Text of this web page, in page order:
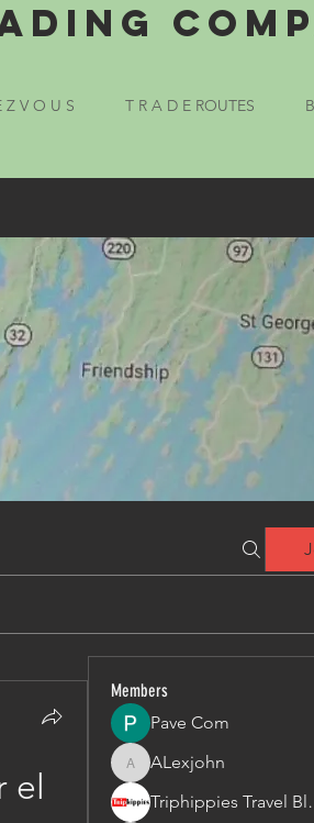
Z V O U S T R A D E ROUTES
el
Members
Pave Com
ALexjohn
ALexjohn